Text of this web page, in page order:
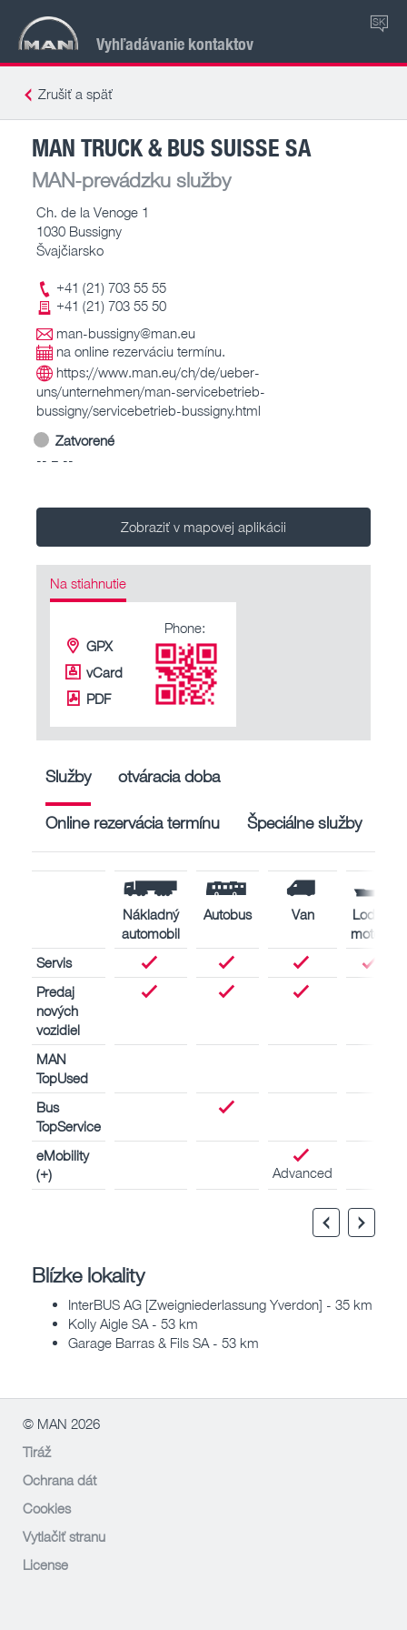
Vyhľadávanie kontaktov
SK
Zrušiť a späť
MAN TRUCK & BUS SUISSE SA
MAN-prevádzku služby
Ch. de la Venoge 1
1030 Bussigny
Švajčiarsko
+41 (21) 703 55 55
+41 (21) 703 55 50
man-bussigny@man.eu
na online rezerváciu termínu.
https://www.man.eu/ch/de/ueber-
uns/unternehmen/man-servicebetrieb-
bussigny/servicebetrieb-bussigny.html
Zatvorené
-- – --
Zobraziť v mapovej aplikácii
Na stiahnutie
GPX
vCard
PDF
Phone:
Služby otváracia doba
Online rezervácia termínu Špeciálne služby
Nákladný
automobil
Autobus Van
Lodné
motory
Servis
Predaj
nových
vozidiel
MAN
TopUsed
Bus
TopService
eMobility
(+)
Advanced
Blízke lokality
InterBUS AG [Zweigniederlassung Yverdon] - 35 km
Kolly Aigle SA - 53 km
Garage Barras & Fils SA - 53 km
© MAN 2026
Tiráž
Ochrana dát
Cookies
Vytlačiť stranu
License